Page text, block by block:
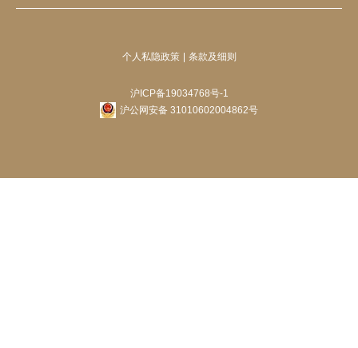
个人私隐政策 条款及细则
沪ICP备19034768号-1
沪公网安备 31010602004862号